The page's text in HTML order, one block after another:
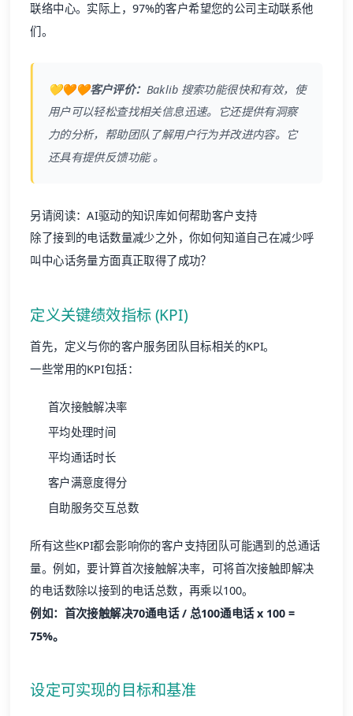
联络中心。实际上，97%的客户希望您的公司主动联系他
们。
💛🧡🧡客户评价： Baklib搜索功能很快和有效，使
用户可以轻松查找相关信息迅速。它还提供有洞察
力的分析，帮助团队了解用户行为并改进内容。它
还具有提供反馈功能 。
另请阅读：AI驱动的知识库如何帮助客户支持
除了接到的电话数量减少之外，你如何知道自己在减少呼
叫中心话务量方面真正取得了成功？
定义关键绩效指标 (KPI)
首先，定义与你的客户服务团队目标相关的KPI。
一些常用的KPI包括：
首次接触解决率
平均处理时间
平均通话时长
客户满意度得分
自助服务交互总数
所有这些KPI都会影响你的客户支持团队可能遇到的总通话
量。例如，要计算首次接触解决率，可将首次接触即解决
的电话数除以接到的电话总数，再乘以100。
例如：首次接触解决70通电话 / 总100通电话 x 100 =
75%。
设定可实现的目标和基准